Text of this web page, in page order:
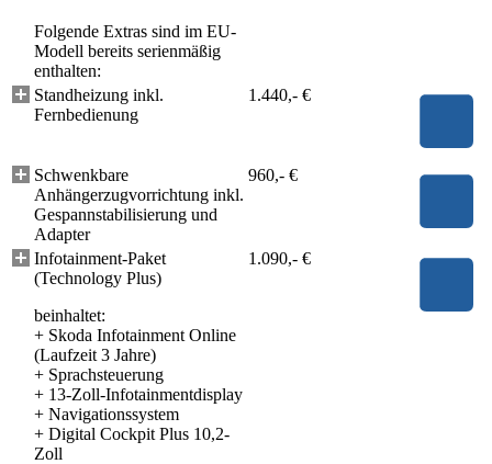
Folgende Extras sind im EU-
Modell bereits serienmäßig
enthalten:
Standheizung inkl.
Fernbedienung
1.440,- €
Schwenkbare
Anhängerzugvorrichtung inkl.
Gespannstabilisierung und
Adapter
960,- €
Infotainment-Paket
(Technology Plus)
beinhaltet:
+ Skoda Infotainment Online
(Laufzeit 3 Jahre)
+ Sprachsteuerung
+ 13-Zoll-Infotainmentdisplay
+ Navigationssystem
+ Digital Cockpit Plus 10,2-
Zoll
1.090,- €